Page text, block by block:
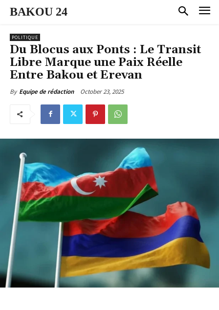
BAKOU 24
POLITIQUE
Du Blocus aux Ponts : Le Transit
Libre Marque une Paix Réelle
Entre Bakou et Erevan
By Equipe de rédaction October 23, 2025